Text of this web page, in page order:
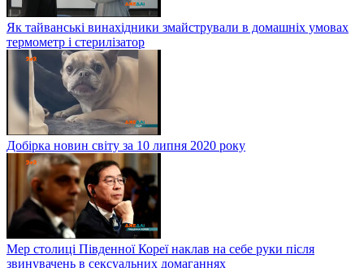
Як тайванські винахідники змайстрували в домашніх умовах
термометр і стерилізатор
Добірка новин світу за 10 липня 2020 року
Мер столиці Південної Кореї наклав на себе руки після
звинувачень в сексуальних домаганнях